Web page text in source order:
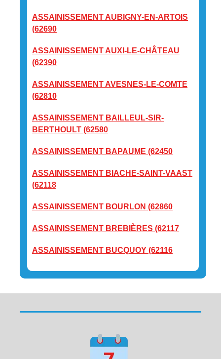
ASSAINISSEMENT AUBIGNY-EN-ARTOIS
(62690
ASSAINISSEMENT AUXI-LE-CHÂTEAU
(62390
ASSAINISSEMENT AVESNES-LE-COMTE
(62810
ASSAINISSEMENT BAILLEUL-SIR-
BERTHOULT (62580
ASSAINISSEMENT BAPAUME (62450
ASSAINISSEMENT BIACHE-SAINT-VAAST
(62118
ASSAINISSEMENT BOURLON (62860
ASSAINISSEMENT BREBIÈRES (62117
ASSAINISSEMENT BUCQUOY (62116